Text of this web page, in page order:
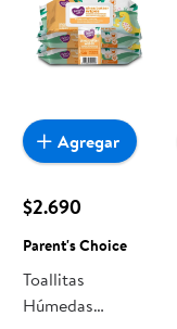
$2.690
Parent's Choice
Toallitas
Húmedas
Agregar